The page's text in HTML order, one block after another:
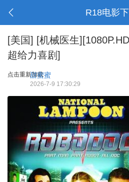
R18电影
[美国] [机械医生
超给力喜剧]
点击重新加载
甜蜜蜜
2026-7-9 17:30:29